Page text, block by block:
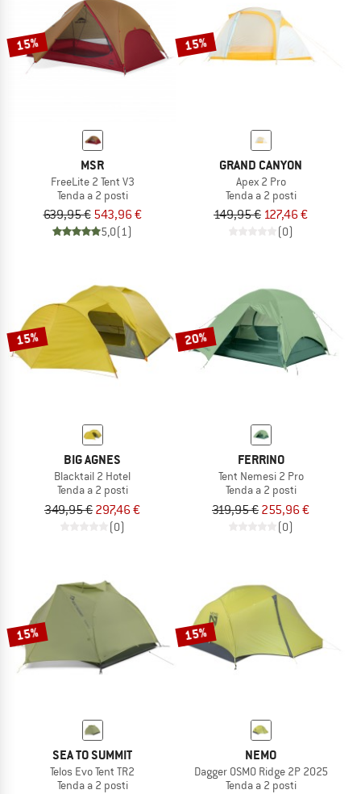
15%
MSR
FreeLite 2 Tent V3
Tenda a 2 posti
639,95 € 543,96 €
5,0(1)
15%
GRAND CANYON
Apex 2 Pro
Tenda a 2 posti
149,95 € 127,46 €
(0)
15%
BIG AGNES
Blacktail 2 Hotel
Tenda a 2 posti
349,95 € 297,46 €
(0)
20%
FERRINO
Tent Nemesi 2 Pro
Tenda a 2 posti
319,95 € 255,96 €
(0)
15%
SEA TO SUMMIT
Telos Evo Tent TR2
Tenda a 2 posti
15%
NEMO
Dagger OSMO Ridge 2P 2025
Tenda a 2 posti